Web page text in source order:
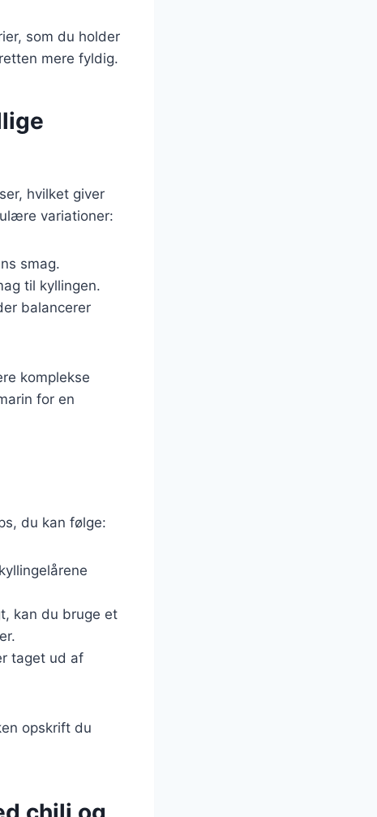
som du holder
mere fyldig.
hvilket giver
variationer:
smag.
til kyllingen.
balancerer
komplekse
for en
du kan følge:
kan du bruge et
taget ud af
opskrift du